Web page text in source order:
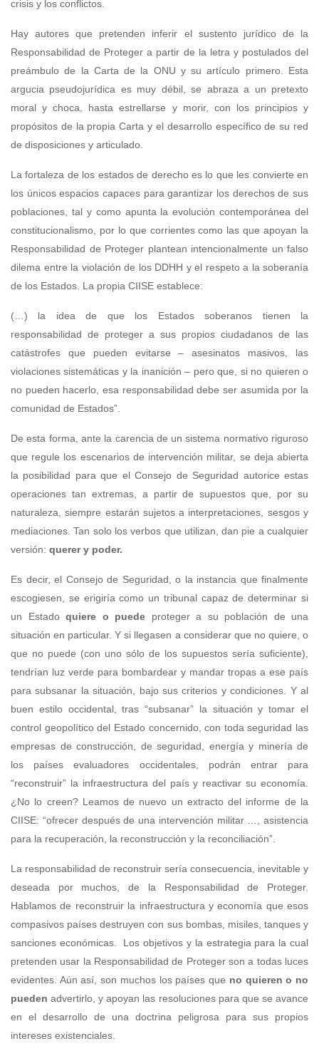
crisis y los conflictos.
Hay autores que pretenden inferir el sustento jurídico de la
Responsabilidad de Proteger a partir de la letra y postulados del
preámbulo de la Carta de la ONU y su artículo primero. Esta
argucia pseudojurídica es muy débil, se abraza a un pretexto
moral y choca, hasta estrellarse y morir, con los principios y
propósitos de la propia Carta y el desarrollo específico de su red
de disposiciones y articulado.
La fortaleza de los estados de derecho es lo que les convierte en
los únicos espacios capaces para garantizar los derechos de sus
poblaciones, tal y como apunta la evolución contemporánea del
constitucionalismo, por lo que corrientes como las que apoyan la
Responsabilidad de Proteger plantean intencionalmente un falso
dilema entre la violación de los DDHH y el respeto a la soberanía
de los Estados. La propia CIISE establece:
(…) la idea de que los Estados soberanos tienen la
responsabilidad de proteger a sus propios ciudadanos de las
catástrofes que pueden evitarse – asesinatos masivos, las
violaciones sistemáticas y la inanición – pero que, si no quieren o
no pueden hacerlo, esa responsabilidad debe ser asumida por la
comunidad de Estados”.
De esta forma, ante la carencia de un sistema normativo riguroso
que regule los escenarios de intervención militar, se deja abierta
la posibilidad para que el Consejo de Seguridad autorice estas
operaciones tan extremas, a partir de supuestos que, por su
naturaleza, siempre estarán sujetos a interpretaciones, sesgos y
mediaciones. Tan solo los verbos que utilizan, dan pie a cualquier
versión: querer y poder.
Es decir, el Consejo de Seguridad, o la instancia que finalmente
escogiesen, se erigiría como un tribunal capaz de determinar si
un Estado quiere o puede proteger a su población de una
situación en particular. Y si llegasen a considerar que no quiere, o
que no puede (con uno sólo de los supuestos sería suficiente),
tendrían luz verde para bombardear y mandar tropas a ese país
para subsanar la situación, bajo sus criterios y condiciones. Y al
buen estilo occidental, tras “subsanar” la situación y tomar el
control geopolítico del Estado concernido, con toda seguridad las
empresas de construcción, de seguridad, energía y minería de
los países evaluadores occidentales, podrán entrar para
“reconstruir” la infraestructura del país y reactivar su economía.
¿No lo creen? Leamos de nuevo un extracto del informe de la
CIISE: “ofrecer después de una intervención militar …, asistencia
para la recuperación, la reconstrucción y la reconciliación”.
La responsabilidad de reconstruir sería consecuencia, inevitable y
deseada por muchos, de la Responsabilidad de Proteger.
Hablamos de reconstruir la infraestructura y economía que esos
compasivos países destruyen con sus bombas, misiles, tanques y
sanciones económicas. Los objetivos y la estrategia para la cual
pretenden usar la Responsabilidad de Proteger son a todas luces
evidentes. Aún así, son muchos los países que no quieren o no
pueden advertirlo, y apoyan las resoluciones para que se avance
en el desarrollo de una doctrina peligrosa para sus propios
intereses existenciales.